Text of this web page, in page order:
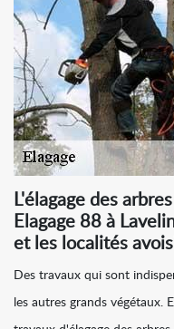
L'élagage des
Elagage 88 à
et les localités
Des travaux qui sont
les autres grands végétaux.